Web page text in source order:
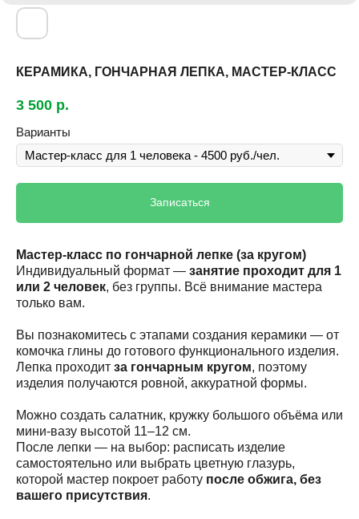
КЕРАМИКА, ГОНЧАРНАЯ ЛЕПКА, МАСТЕР-КЛАСС
3 500 р.
Варианты
Записаться
Мастер-класс по гончарной лепке (за кругом)
Индивидуальный формат — занятие проходит для 1
или 2 человек, без группы. Всё внимание мастера
только вам.
Вы познакомитесь с этапами создания керамики — от
комочка глины до готового функционального изделия.
Лепка проходит за гончарным кругом, поэтому
изделия получаются ровной, аккуратной формы.
Можно создать салатник, кружку большого объёма или
мини-вазу высотой 11–12 см.
После лепки — на выбор: расписать изделие
самостоятельно или выбрать цветную глазурь,
которой мастер покроет работу после обжига, без
вашего присутствия.